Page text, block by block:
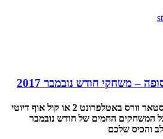
– משחקי חודש נובמבר 2017
לגו או ניד פור ספיד? סטאר וורס באטלפרונט 2 או קול אוף דיוטי
המשחקים החמים של חודש נובמבר
והכיס שלכם